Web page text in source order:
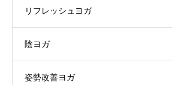
リフレッシュヨガ
陰ヨガ
姿勢改善ヨガ